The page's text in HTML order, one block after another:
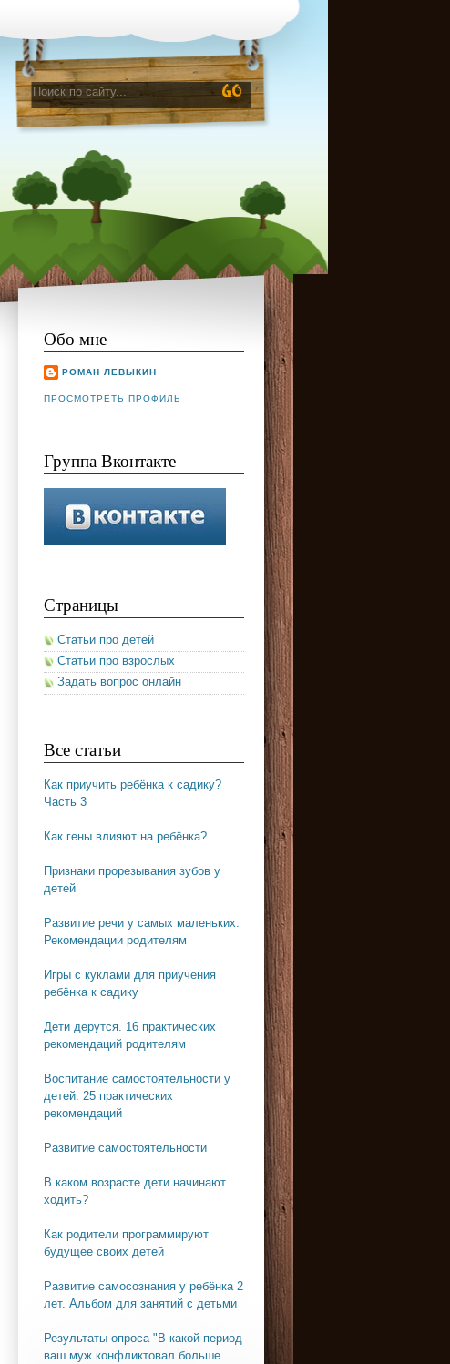
Обо мне
РОМАН ЛЕВЫКИН
ПРОСМОТРЕТЬ ПРОФИЛЬ
Группа Вконтакте
Страницы
Статьи про детей
Статьи про взрослых
Задать вопрос онлайн
Все статьи
Как приучить ребёнка к садику?
Часть 3
Как гены влияют на ребёнка?
Признаки прорезывания зубов у
детей
Развитие речи у самых маленьких.
Рекомендации родителям
Игры с куклами для приучения
ребёнка к садику
Дети дерутся. 16 практических
рекомендаций родителям
Воспитание самостоятельности у
детей. 25 практических
рекомендаций
Развитие самостоятельности
В каком возрасте дети начинают
ходить?
Как родители программируют
будущее своих детей
Развитие самосознания у ребёнка 2
лет. Альбом для занятий с детьми
Результаты опроса "В какой период
ваш муж конфликтовал больше